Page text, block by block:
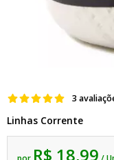
3
Linhas Corrente
R$ 18,99